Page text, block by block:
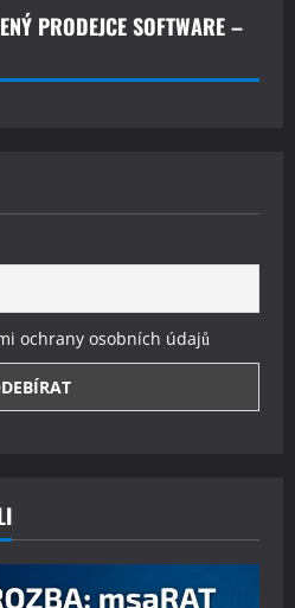
PRODEJCE SOFTWARE –
ochrany osobních údajů